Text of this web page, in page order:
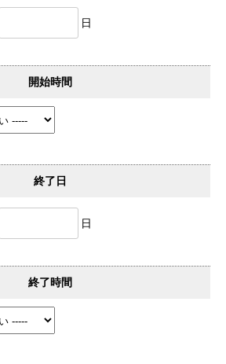
日
開始時間
終了日
日
終了時間